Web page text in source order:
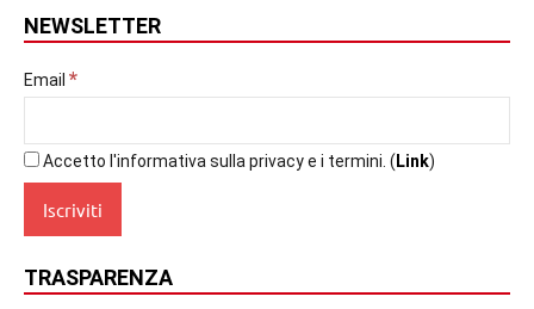
NEWSLETTER
Email *
Accetto l'informativa sulla privacy e i termini. ( Link)
TRASPARENZA